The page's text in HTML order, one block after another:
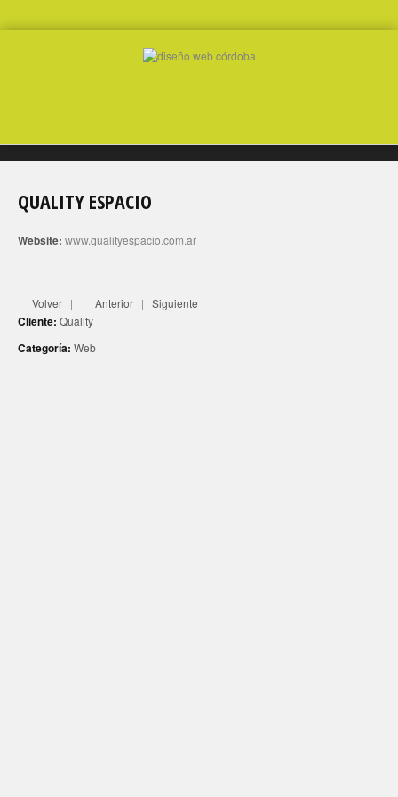
QUALITY ESPACIO
Website: www.qualityespacio.com.ar
Volver | Anterior | Siguiente
Cliente: Quality
Categoría: Web